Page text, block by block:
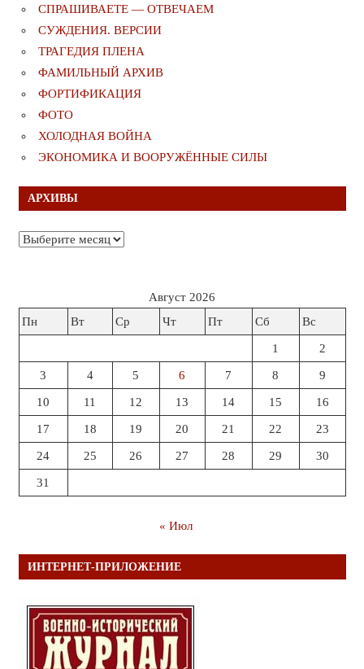
СПРАШИВАЕТЕ — ОТВЕЧАЕМ
СУЖДЕНИЯ. ВЕРСИИ
ТРАГЕДИЯ ПЛЕНА
ФАМИЛЬНЫЙ АРХИВ
ФОРТИФИКАЦИЯ
ФОТО
ХОЛОДНАЯ ВОЙНА
ЭКОНОМИКА И ВООРУЖЁННЫЕ СИЛЫ
АРХИВЫ
Архивы
Август 2026
Пн
Вт Ср Чт Пт Сб Вс
1 2
3 4 5 6 7 8 9
10 11 12 13 14 15 16
17 18 19 20 21 22 23
24 25 26 27 28 29 30
31
« Июл
ИНТЕРНЕТ-ПРИЛОЖЕНИЕ